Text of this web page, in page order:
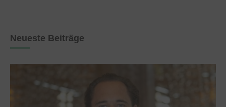
Neueste Beiträge